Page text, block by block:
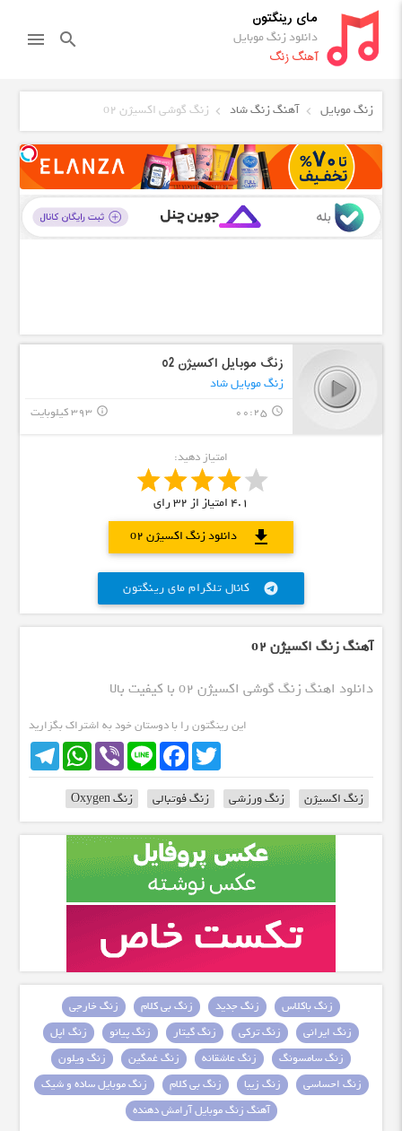
مای رینگتون
دانلود زنگ موبایل
آهنگ زنگ
search
menu
زنگ موبایل آهنگ زنگ شاد زنگ گوشی اکسیژن o2
زنگ موبایل اکسیژن o2
زنگ موبایل شاد
query_builder
00:25 393 کیلوبایت info_outline
امتیاز دهید:
4.1 امتیاز از32رای
دانلود زنگ اکسیژن o2
download
کانال تلگرام مای رینگتون telegram
آهنگ زنگ اکسیژن o2
دانلود اهنگ زنگ گوشی اکسیژن o2 با کیفیت بالا
این رینگتون را با دوستان خود به اشتراک بگزارید
TelegramWhatsApp Viber Line
FacebookTwitter
زنگ اکسیژن زنگ ورزشی زنگ فوتبالی زنگ Oxygen
زنگ باکلاس زنگ جدید زنگ بی کلام
زنگ خارجی
زنگ ایرانی
زنگ ترکی زنگ گیتار زنگ پیانو
زنگ اپل
زنگ سامسونگ
زنگ عاشقانه زنگ غمگین
زنگ ویلون
زنگ احساسی
زنگ زیبا زنگ بی کلام
زنگ موبایل ساده و شیک
آهنگ زنگ موبایل آرامش دهنده